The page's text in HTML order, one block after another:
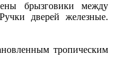
брызговики между
дверей железные.
тропическим